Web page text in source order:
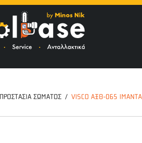
ΠΡΟΣΤΑΣΙΑ ΣΩΜΑΤΟΣ VISCO ΑΞΘ-065